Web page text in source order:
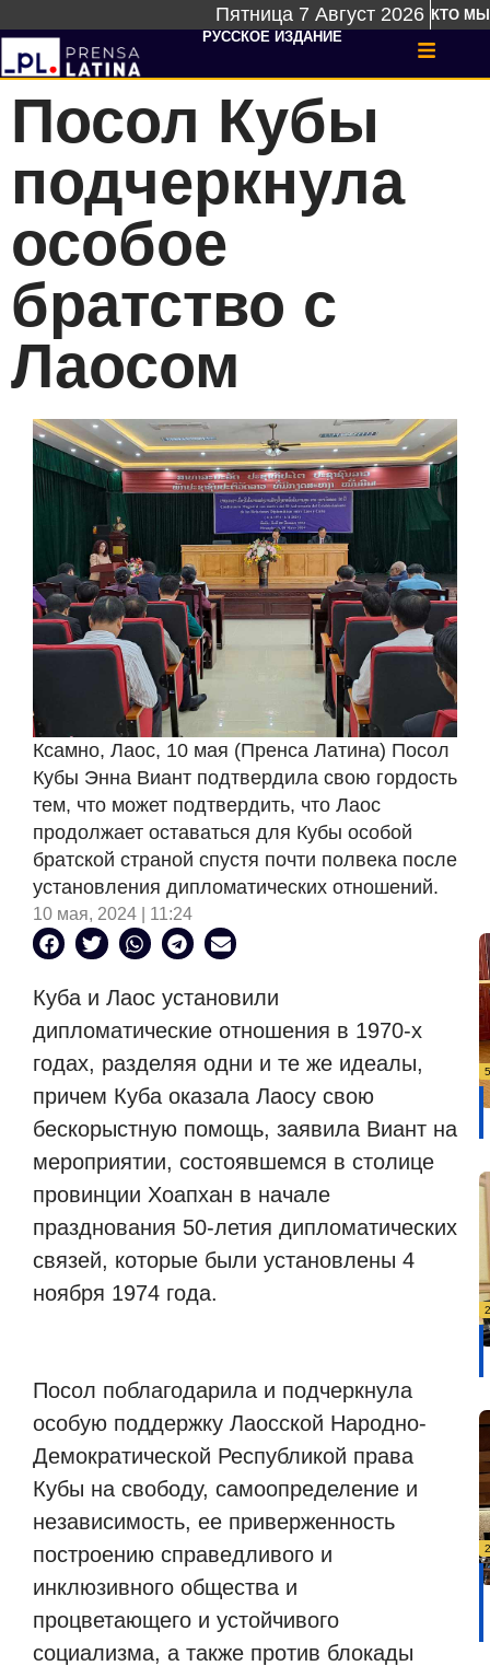
Пятница 7 Август 2026 КТО МЫ
РУССКОЕ ИЗДАНИЕ
Посол Кубы
подчеркнула
особое
братство с
Лаосом
Ксамно, Лаос, 10 мая (Пренса Латина) Посол
Кубы Энна Виант подтвердила свою гордость
тем, что может подтвердить, что Лаос
продолжает оставаться для Кубы особой
братской страной спустя почти полвека после
установления дипломатических отношений.
10 мая, 2024 | 11:24
Куба и Лаос установили
дипломатические отношения в 1970-х
годах, разделяя одни и те же идеалы,
причем Куба оказала Лаосу свою
бескорыстную помощь, заявила Виант на
мероприятии, состоявшемся в столице
провинции Хоапхан в начале
празднования 50-летия дипломатических
связей, которые были установлены 4
ноября 1974 года.
Посол поблагодарила и подчеркнула
особую поддержку Лаосской Народно-
Демократической Республикой права
Кубы на свободу, самоопределение и
независимость, ее приверженность
построению справедливого и
инклюзивного общества и
процветающего и устойчивого
социализма, а также против блокады